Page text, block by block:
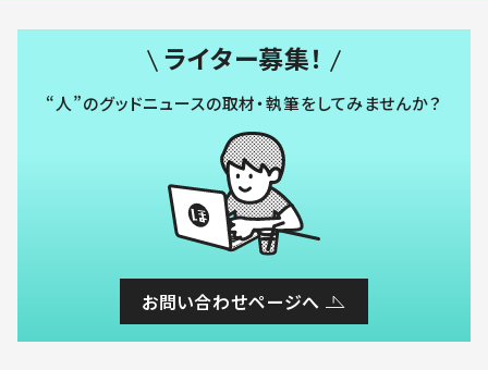
ライター募集！
“人”のグッドニュースの取材・執筆をしてみませんか？
お問い合わせページへ